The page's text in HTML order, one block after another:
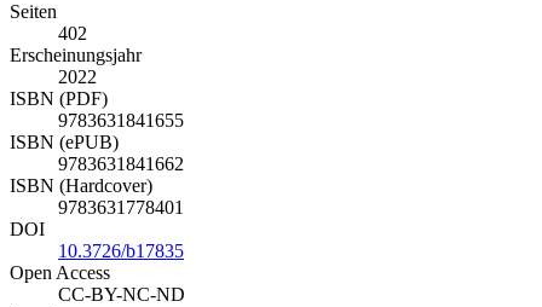
Seiten
402
Erscheinungsjahr
2022
ISBN (PDF)
9783631841655
ISBN (ePUB)
9783631841662
ISBN (Hardcover)
9783631778401
DOI
10.3726/b17835
Open Access
CC-BY-NC-ND